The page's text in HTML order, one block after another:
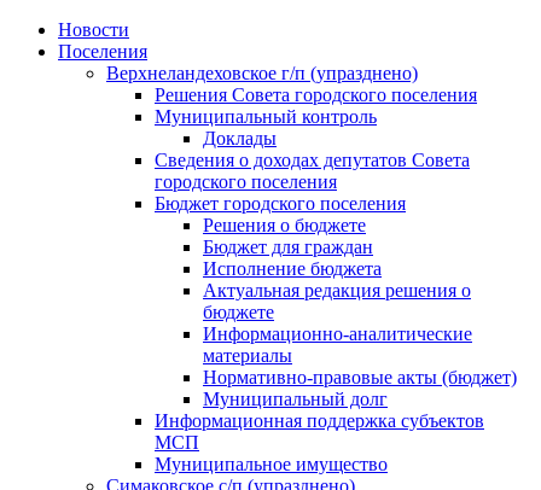
Skip
Новости
Поселения
Верхнеландеховское г/п (упразднено)
Решения Совета городского поселения
Муниципальный контроль
Доклады
Сведения о доходах депутатов Совета
городского поселения
Бюджет городского поселения
Решения о бюджете
Бюджет для граждан
Исполнение бюджета
Актуальная редакция решения о
бюджете
Информационно-аналитические
материалы
Нормативно-правовые акты (бюджет)
Муниципальный долг
Информационная поддержка субъектов
МСП
Муниципальное имущество
Симаковское с/п (упразднено)